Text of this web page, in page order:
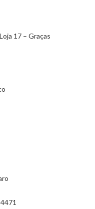
17 – Graças